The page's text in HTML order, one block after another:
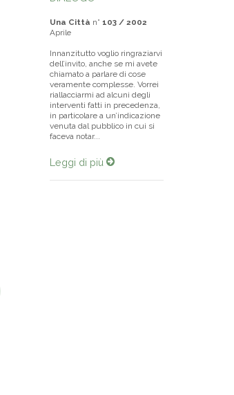
Una Città n° 103 / 2002
Aprile
Innanzitutto voglio ringraziarvi
dell’invito, anche se mi avete
chiamato a parlare di cose
veramente complesse. Vorrei
riallacciarmi ad alcuni degli
interventi fatti in precedenza,
in particolare a un’indicazione
venuta dal pubblico in cui si
faceva notar...
Leggi di più